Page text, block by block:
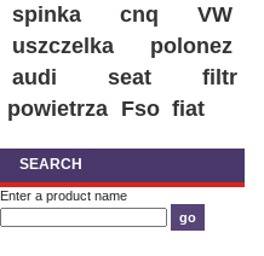
spinka cnq
VW
uszczelka
polonez
audi
seat
filtr
powietrza Fso fiat
SEARCH
Enter a product name